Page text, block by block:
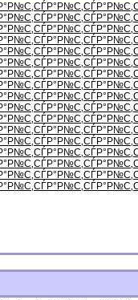
СЃР°Р№С‚СЃР°Р№С‚
СЃР°Р№С‚СЃР°Р№С‚
СЃР°Р№С‚СЃР°Р№С‚
СЃР°Р№С‚СЃР°Р№С‚
СЃР°Р№С‚СЃР°Р№С‚
СЃР°Р№С‚СЃР°Р№С‚
СЃР°Р№С‚СЃР°Р№С‚
СЃР°Р№С‚СЃР°Р№С‚
СЃР°Р№С‚СЃР°Р№С‚
СЃР°Р№С‚СЃР°Р№С‚
СЃР°Р№С‚СЃР°Р№С‚
СЃР°Р№С‚СЃР°Р№С‚
СЃР°Р№С‚СЃР°Р№С‚
СЃР°Р№С‚СЃР°Р№С‚
СЃР°Р№С‚СЃР°Р№С‚
СЃР°Р№С‚СЃР°Р№С‚
СЃР°Р№С‚СЃР°Р№С‚